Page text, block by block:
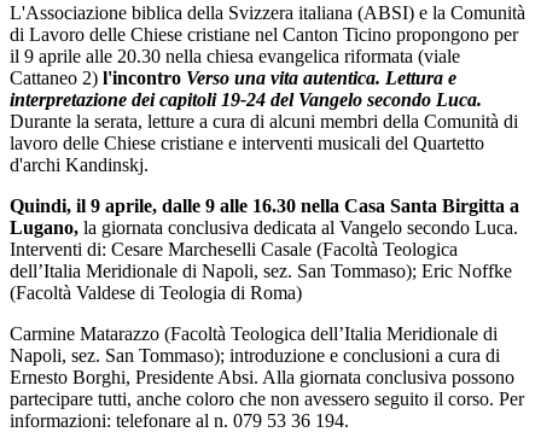
L'Associazione biblica della Svizzera italiana (ABSI) e la Comunità
di Lavoro delle Chiese cristiane nel Canton Ticino propongono per
il 9 aprile alle 20.30 nella chiesa evangelica riformata (viale
Cattaneo 2) l'incontro Verso una vita autentica. Lettura e
interpretazione dei capitoli 19-24 del Vangelo secondo Luca.
Durante la serata, letture a cura di alcuni membri della Comunità di
lavoro delle Chiese cristiane e interventi musicali del Quartetto
d'archi Kandinskj.
Quindi, il 9 aprile, dalle 9 alle 16.30 nella Casa Santa Birgitta a
Lugano, la giornata conclusiva dedicata al Vangelo secondo Luca.
Interventi di: Cesare Marcheselli Casale (Facoltà Teologica
dell’Italia Meridionale di Napoli, sez. San Tommaso); Eric Noffke
(Facoltà Valdese di Teologia di Roma)
Carmine Matarazzo (Facoltà Teologica dell’Italia Meridionale di
Napoli, sez. San Tommaso); introduzione e conclusioni a cura di
Ernesto Borghi, Presidente Absi. Alla giornata conclusiva possono
partecipare tutti, anche coloro che non avessero seguito il corso. Per
informazioni: telefonare al n. 079 53 36 194.